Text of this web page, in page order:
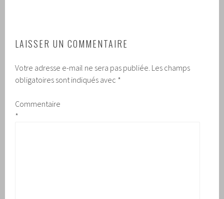
LAISSER UN COMMENTAIRE
Votre adresse e-mail ne sera pas publiée. Les champs
obligatoires sont indiqués avec *
Commentaire
*